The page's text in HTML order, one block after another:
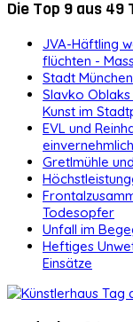
Die Top 9 aus 49
JVA-Häftling
flüchten -
Stadt
Slavko
Kunst im
EVL und
einvernehmlich
Gretlmühle
Todesopfer
Unfall im
Heftiges
Einsätze